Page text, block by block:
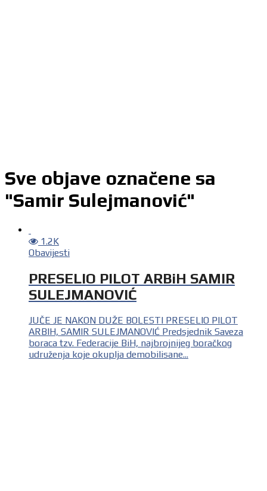
Sve objave označene sa
"Samir Sulejmanović"
1.2K
Obavijesti
PRESELIO PILOT ARBiH SAMIR
SULEJMANOVIĆ
JUČE JE NAKON DUŽE BOLESTI PRESELIO PILOT
ARBIH, SAMIR SULEJMANOVIĆ Predsjednik Saveza
boraca tzv. Federacije BiH, najbrojnijeg boračkog
udruženja koje okuplja demobilisane...